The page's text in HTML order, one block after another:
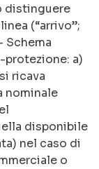
distinguere
(“arrivo”;
Schema
a)
ricava
nominale
disponibile
nel caso di
o